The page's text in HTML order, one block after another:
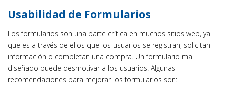
Usabilidad de Formularios
Los formularios son una parte crítica en muchos sitios web, ya
que es a través de ellos que los usuarios se registran, solicitan
información o completan una compra. Un formulario mal
diseñado puede desmotivar a los usuarios. Algunas
recomendaciones para mejorar los formularios son: